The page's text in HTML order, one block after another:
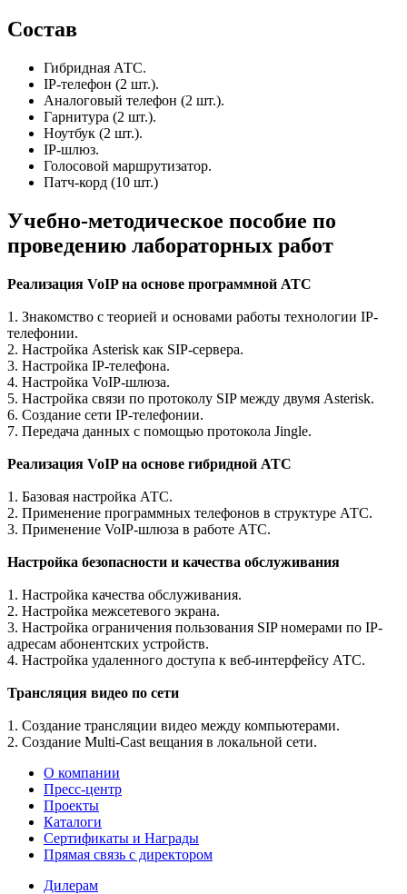
Состав
Гибридная АТС.
IP-телефон (2 шт.).
Аналоговый телефон (2 шт.).
Гарнитура (2 шт.).
Ноутбук (2 шт.).
IP-шлюз.
Голосовой маршрутизатор.
Патч-корд (10 шт.)
Учебно-методическое пособие по
проведению лабораторных работ
Реализация VoIP на основе программной АТС
1. Знакомство с теорией и основами работы технологии IP-
телефонии.
2. Настройка Asterisk как SIP-сервера.
3. Настройка IP-телефона.
4. Настройка VoIP-шлюза.
5. Настройка связи по протоколу SIP между двумя Asterisk.
6. Создание сети IP-телефонии.
7. Передача данных с помощью протокола Jingle.
Реализация VoIP на основе гибридной АТС
1. Базовая настройка АТС.
2. Применение программных телефонов в структуре АТС.
3. Применение VoIP-шлюза в работе АТС.
Настройка безопасности и качества обслуживания
1. Настройка качества обслуживания.
2. Настройка межсетевого экрана.
3. Настройка ограничения пользования SIP номерами по IP-
адресам абонентских устройств.
4. Настройка удаленного доступа к веб-интерфейсу АТС.
Трансляция видео по сети
1. Создание трансляции видео между компьютерами.
2. Создание Multi-Cast вещания в локальной сети.
О компании
Пресс-центр
Проекты
Каталоги
Сертификаты и Награды
Прямая связь с директором
Дилерам